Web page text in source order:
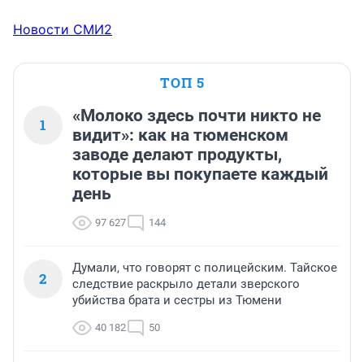
Новости СМИ2
ТОП 5
1
«Молоко здесь почти никто не
видит»: как на тюменском
заводе делают продукты,
которые вы покупаете каждый
день
97 627 144
2
Думали, что говорят с полицейским. Тайское
следствие раскрыло детали зверского
убийства брата и сестры из Тюмени
40 182 50